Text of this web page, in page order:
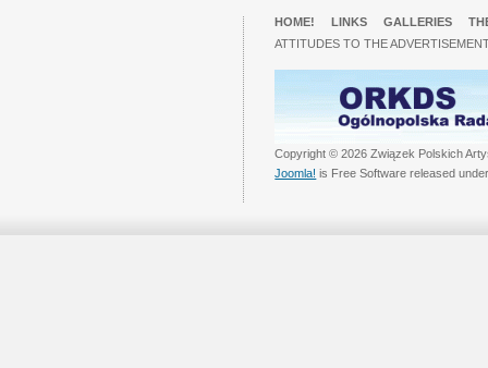
HOME! LINKS GALLERIES
ATTITUDES TO THE
Copyright © 2026 Związek Polskich
Joomla! is Free Software released